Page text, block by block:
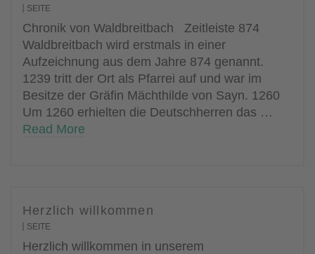
SEITE
Chronik von Waldbreitbach Zeitleiste 874
Waldbreitbach wird erstmals in einer
Aufzeichnung aus dem Jahre 874 genannt.
1239 tritt der Ort als Pfarrei auf und war im
Besitze der Gräfin Mächthilde von Sayn. 1260
Um 1260 erhielten die Deutschherren das …
Read More
Herzlich willkommen
SEITE
Herzlich willkommen in unserem